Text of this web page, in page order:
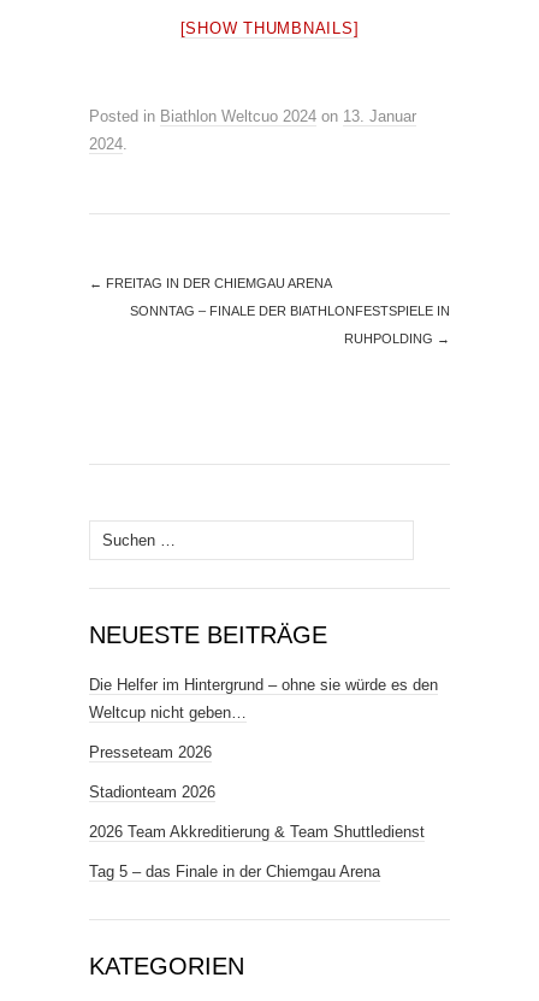
[SHOW THUMBNAILS]
Posted in Biathlon Weltcuo 2024 on 13. Januar
2024.
← FREITAG IN DER CHIEMGAU ARENA
SONNTAG – FINALE DER BIATHLONFESTSPIELE IN
RUHPOLDING →
Suchen
nach:
NEUESTE BEITRÄGE
Die Helfer im Hintergrund – ohne sie würde es den
Weltcup nicht geben…
Presseteam 2026
Stadionteam 2026
2026 Team Akkreditierung & Team Shuttledienst
Tag 5 – das Finale in der Chiemgau Arena
KATEGORIEN